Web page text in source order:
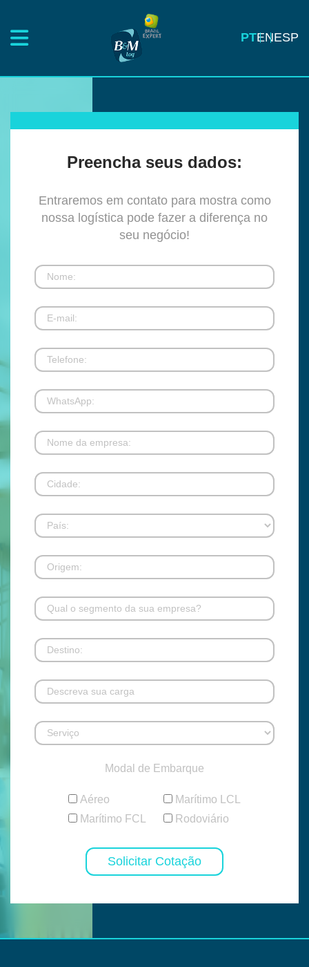
PTENESP
Preencha seus dados:
Entraremos em contato para mostra como
nossa logística pode fazer a diferença no
seu negócio!
Modal de Embarque
Aéreo
Marítimo LCL
Marítimo FCL
Rodoviário